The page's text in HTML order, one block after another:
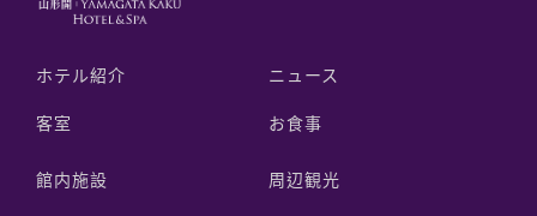
ホテル紹介 ニュース
客室 お食事
館内施設 周辺観光